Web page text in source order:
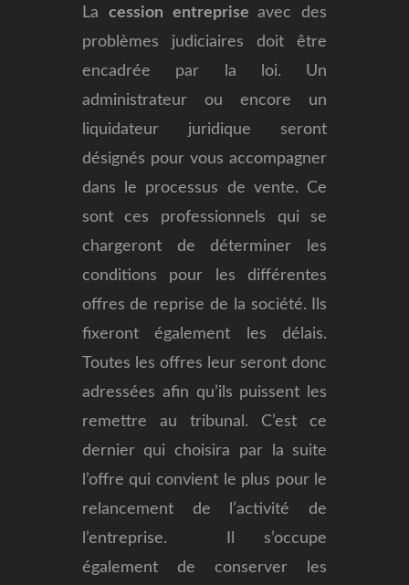
La cession entrepriseavec des
problèmes judiciaires doit être
encadrée par la loi. Un
administrateur ou encore un
liquidateur juridique seront
désignés pour vous accompagner
dans le processus de vente. Ce
sont ces professionnels qui se
chargeront de déterminer les
conditions pour les différentes
offres de reprise de la société. Ils
fixeront également les délais.
Toutes les offres leur seront donc
adressées afin qu’ils puissent les
remettre au tribunal. C’est ce
dernier qui choisira par la suite
l’offre qui convient le plus pour le
relancement de l’activité de
l’entreprise. Il s’occupe
également de conserver les